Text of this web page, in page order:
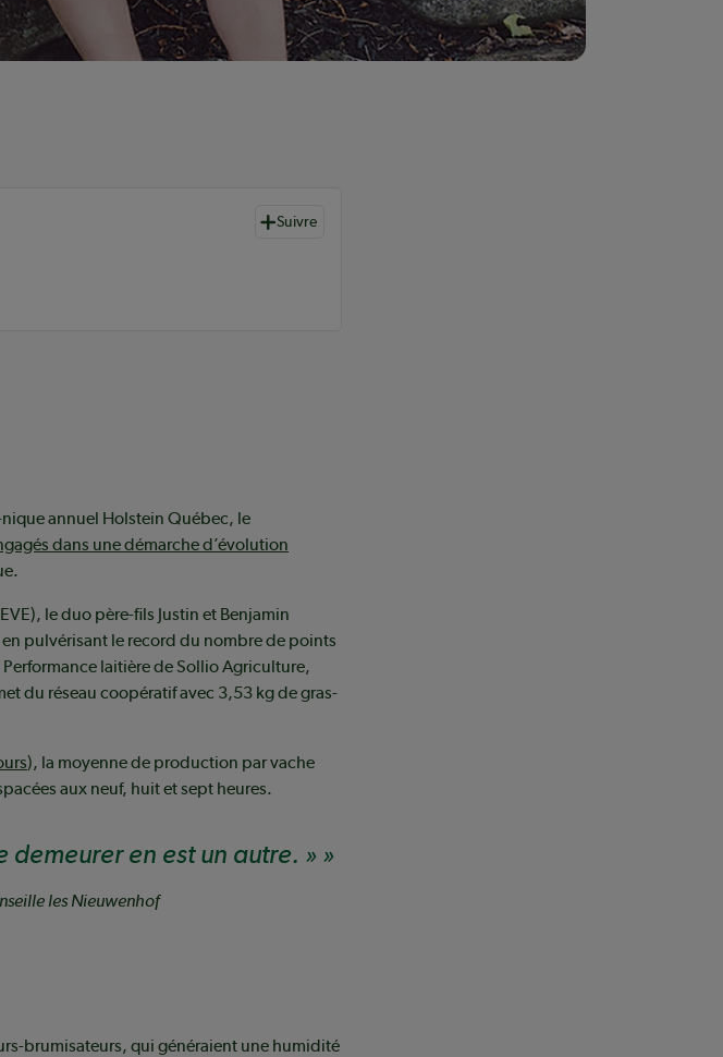
Suivre
annuel Holstein Québec, le
dans une démarche d’évolution
le duo père-fils Justin et Benjamin
pulvérisant le record du nombre de points
laitière de Sollio Agriculture,
du réseau coopératif avec 3,53 kg de gras-
), la moyenne de production par vache
aux neuf, huit et sept heures.
demeurer en est un autre. »
les Nieuwenhof
brumisateurs, qui généraient une humidité